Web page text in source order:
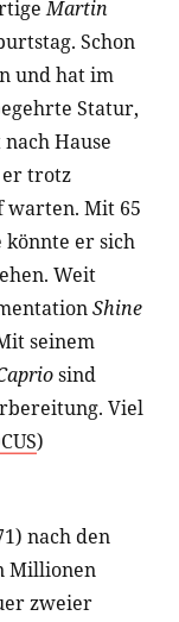
Martin
Schon
und hat im
Statur,
Hause
er trotz
Mit 65
könnte er sich
Weit
Shine
seinem
sind
Viel
)
nach den
Millionen
zweier